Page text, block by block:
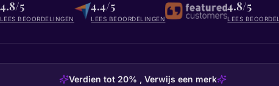
4.8/5
LEES BEOORDELINGEN
4.4/5
LEES BEOORDELINGEN
4.8/5
LEES
Verdien tot 20% , Verwijs een merk